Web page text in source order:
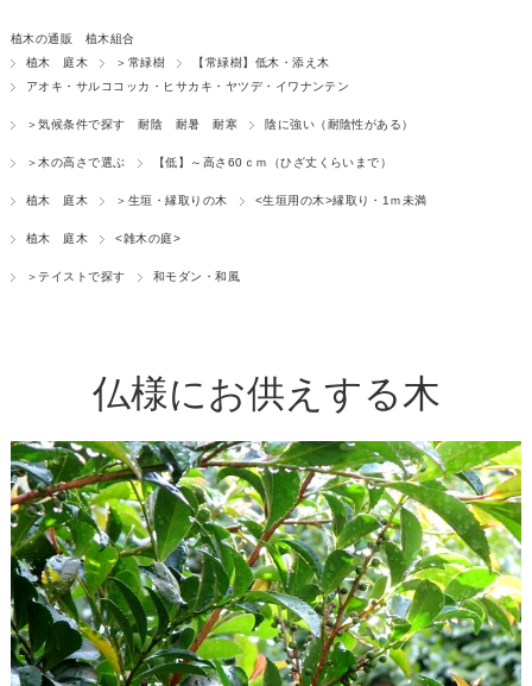
植木の通販 植木組合
植木 庭木
＞常緑樹
【常緑樹】低木・添え木
アオキ・サルココッカ・ヒサカキ・ヤツデ・イワナンテン
＞気候条件で探す 耐陰 耐暑 耐寒 陰に強い（耐陰性がある）
＞木の高さで選ぶ 【低】～高さ60ｃｍ（ひざ丈くらいまで）
植木 庭木 ＞生垣・縁取りの木 <生垣用の木>縁取り・1ｍ未満
植木 庭木 <雑木の庭>
＞テイストで探す 和モダン・和風
仏様にお供えする木